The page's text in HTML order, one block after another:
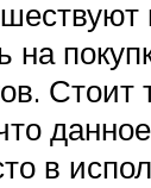
на
Стоит
в